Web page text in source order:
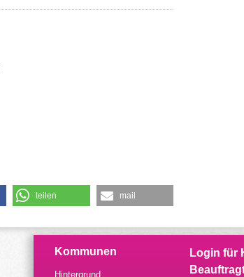
teilen mail
Kommunen
Hintergrund